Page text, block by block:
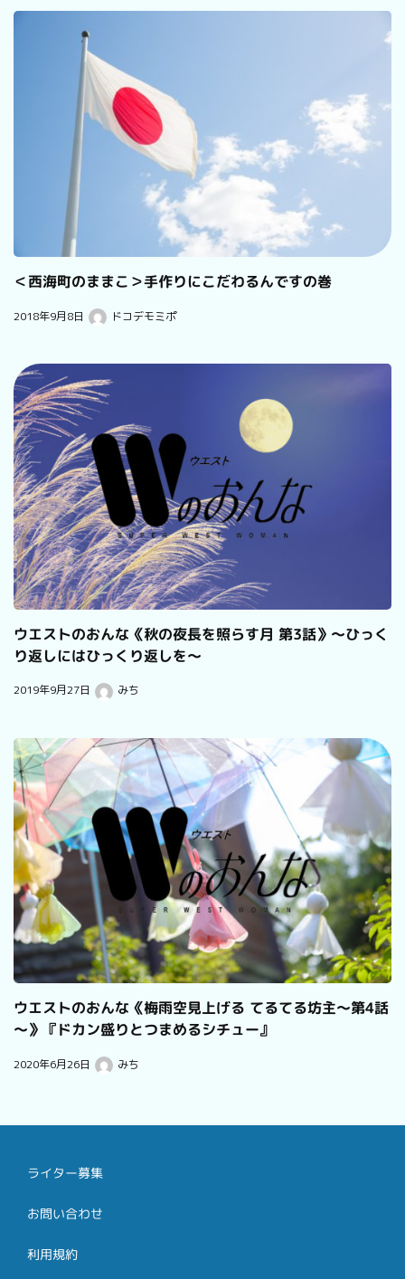
＜西海町のままこ＞手作りにこだわるんですの巻
2018年9月8日 ドコデモミポ
ウエストのおんな《秋の夜長を照らす月 第3話》～ひっく
り返しにはひっくり返しを～
2019年9月27日 みち
ウエストのおんな《梅雨空見上げる てるてる坊主～第4話
～》『ドカン盛りとつまめるシチュー』
2020年6月26日 みち
ライター募集
お問い合わせ
利用規約